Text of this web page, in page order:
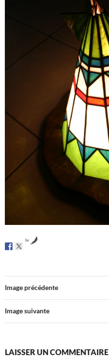
by
Image précédente
Image suivante
LAISSER UN COMMENTAIRE